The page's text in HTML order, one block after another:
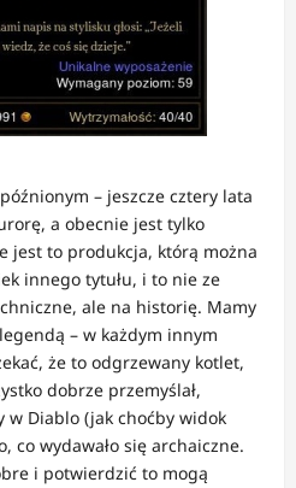
– jeszcze cztery lata
a obecnie jest tylko
jest to produkcja, którą można
innego tytułu, i to nie ze
ale na historię. Mamy
– w każdym innym
że to odgrzewany kotlet,
dobrze przemyślał,
w Diablo (jak choćby widok
co wydawało się archaiczne.
i potwierdzić to mogą